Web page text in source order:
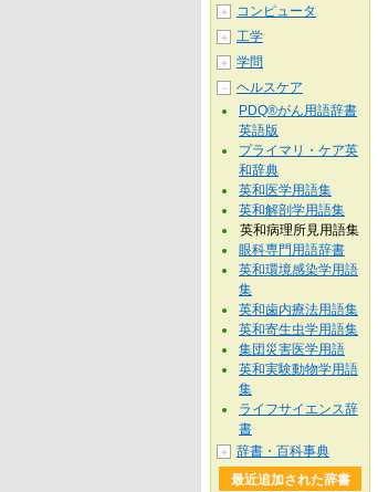
＋ コンピュータ
＋ 工学
＋ 学問
－
ヘルスケア
PDQ®がん用語辞書
英語版
プライマリ・ケア英
和辞典
英和医学用語集
英和解剖学用語集
英和病理所見用語集
眼科専門用語辞書
英和環境感染学用語
集
英和歯内療法用語集
英和寄生虫学用語集
集団災害医学用語
英和実験動物学用語
集
ライフサイエンス辞
書
＋
辞書・百科事典
最近追加された辞書